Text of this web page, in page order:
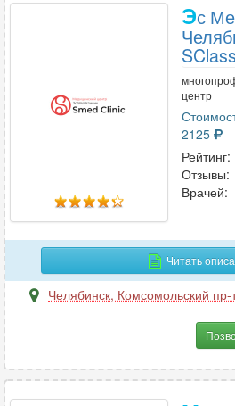
Эс
центр
2125
Рейтинг:
Отзывы:
Врачей:
Читать
Челябинск, Комсомольский пр-